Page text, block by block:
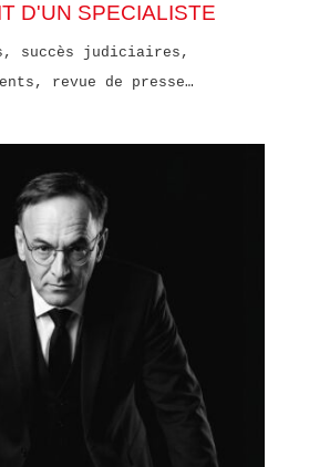
D'UN SPECIALISTE
succès judiciaires,
revue de presse…